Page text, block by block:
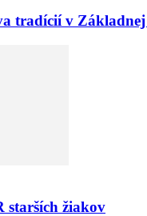
tradícií v
starších žiakov